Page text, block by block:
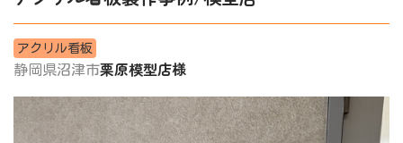
プ
アクリル看板
静岡県沼津市栗原模型店様